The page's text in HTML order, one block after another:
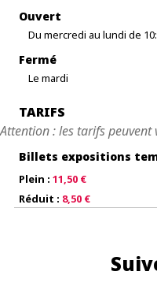
Ouvert
Du mercredi au lundi de
Fermé
Le mardi
TARIFS
Attention : les tarifs peuvent
Billets expositions
Plein : 11,50 €
Réduit : 8,50 €